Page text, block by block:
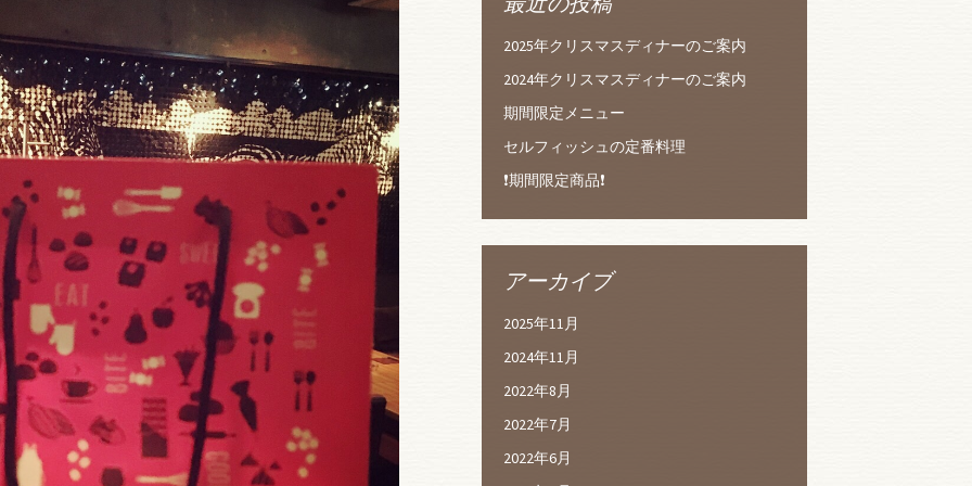
2025年クリスマスディナーのご案内
2024年クリスマスディナーのご案内
期間限定メニュー
セルフィッシュの定番料理
❗️期間限定商品❗️
アーカイブ
2025年11月
2024年11月
2022年8月
2022年7月
2022年6月